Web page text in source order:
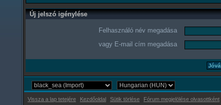
Új jelszó igénylése
Felhasználó név megadása
vagy E-mail cím megadása
Vissza a lap tetejére Kezdőoldal Sütik törlése Fórum megjelölése olvasottként